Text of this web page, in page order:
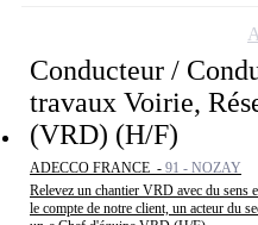
Conducteur /
travaux Voirie,
(VRD) (H/F)
ADECCO FRANCE - 91 - NOZAY
Relevez un chantier VRD avec du sens
le compte de notre client, un acteur du